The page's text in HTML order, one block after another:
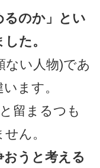
るのか」とい
た。
ない人物)であ
ます。
留まるつも
ん。
おうと考える